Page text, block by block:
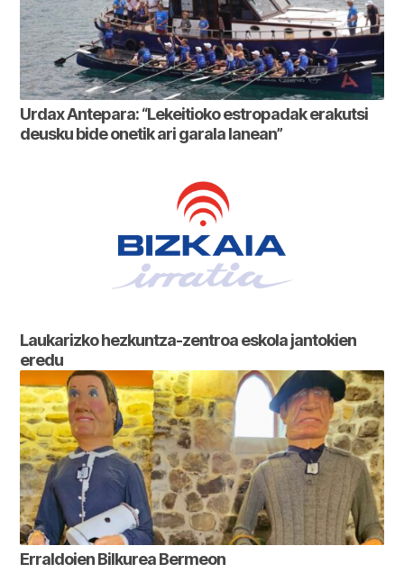
Urdax Antepara: “Lekeitioko estropadak erakutsi
deusku bide onetik ari garala lanean”
Laukarizko hezkuntza-zentroa eskola jantokien
eredu
Erraldoien Bilkurea Bermeon